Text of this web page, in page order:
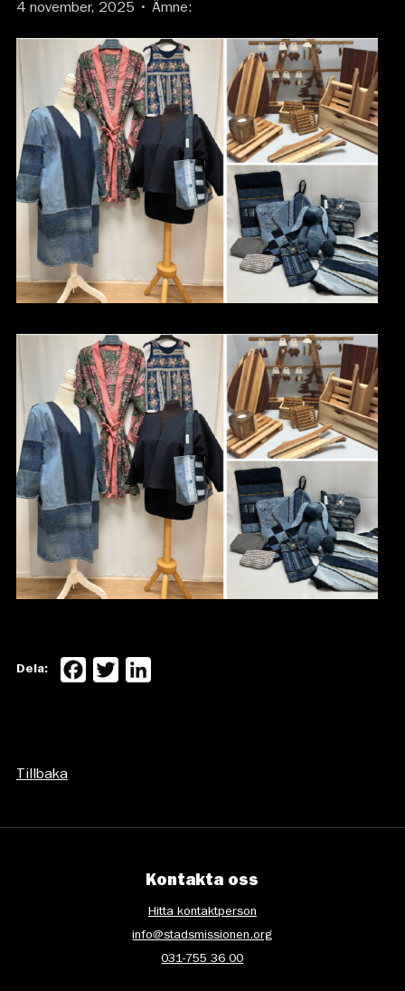
4 november, 2025 • Ämne:
Dela: Facebook
Twitter
Tillbaka
Kontakta oss
Hitta kontaktperson
info@stadsmissionen.org
031-755 36 00